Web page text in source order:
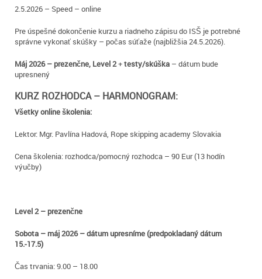
2.5.2026 – Speed – online
Pre úspešné dokončenie kurzu a riadneho zápisu do ISŠ je potrebné
správne vykonať skúšky – počas súťaže (najbližšia 24.5.2026).
Máj 2026 – prezenčne, Level 2+testy/skúška – dátum bude
upresnený
KURZ ROZHODCA – HARMONOGRAM:
Všetky online školenia:
Lektor: Mgr. Pavlína Hadová, Rope skipping academy Slovakia
Cena školenia: rozhodca/pomocný rozhodca – 90 Eur (13 hodín
výučby)
Level 2 – prezenčne
Sobota – máj 2026 – dátum upresníme (predpokladaný dátum
15.-17.5)
Čas trvania: 9.00 – 18.00